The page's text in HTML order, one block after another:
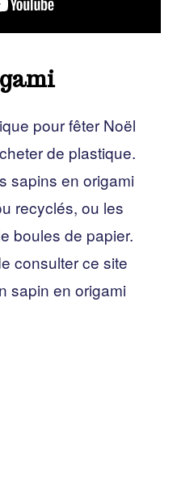
pour fêter Noël
de plastique.
sapins en origami
recyclés, ou les
boules de papier.
consulter ce site
sapin en origami